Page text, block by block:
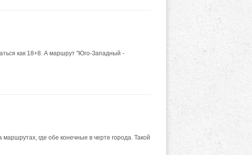
как 18+8. А маршрут "Юго-Западный -
где обе конечные в черте города. Такой